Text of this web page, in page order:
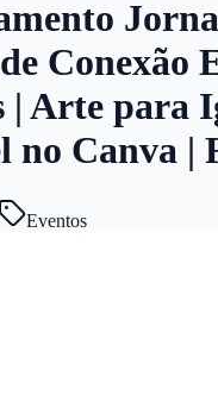
Conexão
| Arte para
no Canva |
Eventos